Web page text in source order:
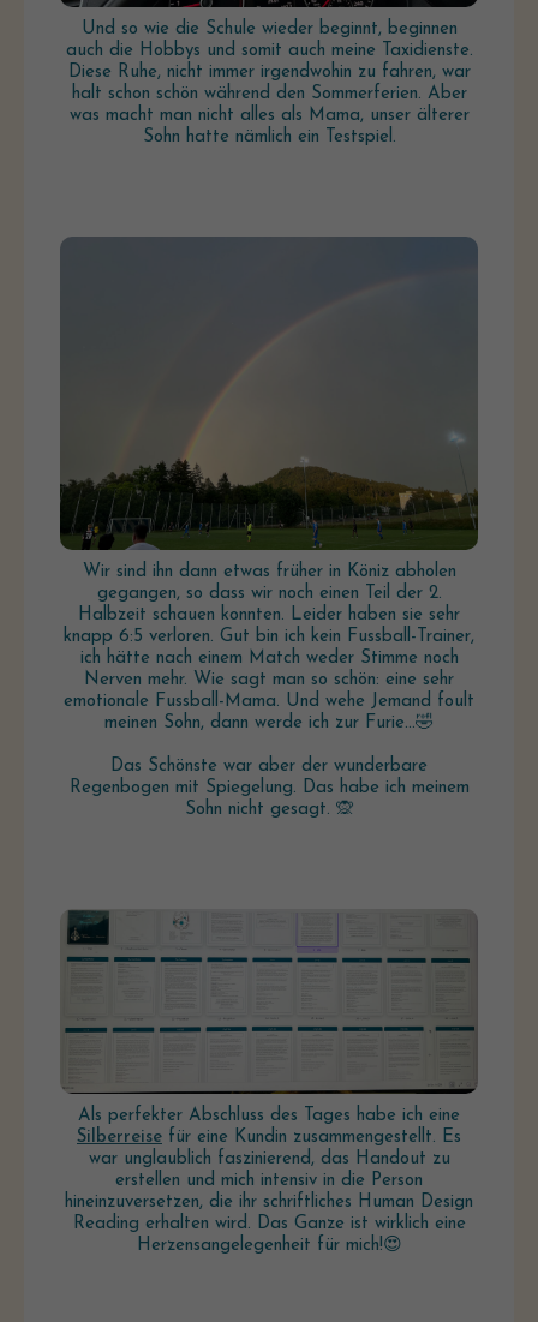
Und so wie die Schule wieder beginnt, beginnen
auch die Hobbys und somit auch meine Taxidienste.
Diese Ruhe, nicht immer irgendwohin zu fahren, war
halt schon schön während den Sommerferien. Aber
was macht man nicht alles als Mama, unser älterer
Sohn hatte nämlich ein Testspiel.
Wir sind ihn dann etwas früher in Köniz abholen
gegangen, so dass wir noch einen Teil der 2.
Halbzeit schauen konnten. Leider haben sie sehr
knapp 6:5 verloren. Gut bin ich kein Fussball-Trainer,
ich hätte nach einem Match weder Stimme noch
Nerven mehr. Wie sagt man so schön: eine sehr
emotionale Fussball-Mama. Und wehe Jemand foult
meinen Sohn, dann werde ich zur Furie...🤣
Das Schönste war aber der wunderbare
Regenbogen mit Spiegelung. Das habe ich meinem
Sohn nicht gesagt. 🙊
Als perfekter Abschluss des Tages habe ich eine
Silberreise für eine Kundin zusammengestellt. Es
war unglaublich faszinierend, das Handout zu
erstellen und mich intensiv in die Person
hineinzuversetzen, die ihr schriftliches Human Design
Reading erhalten wird. Das Ganze ist wirklich eine
Herzensangelegenheit für mich!😍